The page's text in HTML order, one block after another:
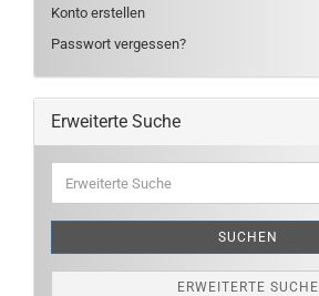
Konto erstellen
Passwort vergessen?
Erweiterte Suche
Suche
SUCHEN
ERWEITERTE SUCHE